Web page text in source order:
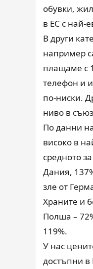
обувки,
в ЕС с най-
В други
например
плащаме с
телефон и
по-ниски.
ниво в
По данни
високо в
средното
Дания,
зле от
Храните и
Полша –
119%.
У нас
достъпни в